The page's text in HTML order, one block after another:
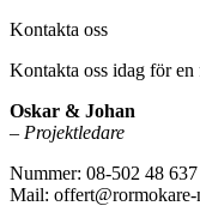
Kontakta oss
Kontakta oss idag för
Oskar & Johan
– Projektledare
Nummer: 08-502 48 637
Mail: offert@rormokare-